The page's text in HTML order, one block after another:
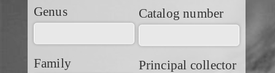
Genus
Family
Catalog number
Principal collector